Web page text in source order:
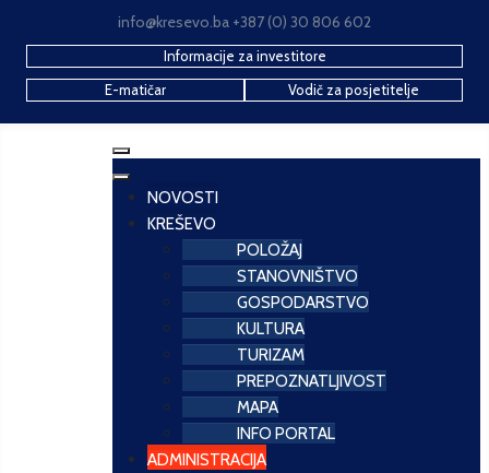
info@kresevo.ba +387 (0) 30 806 602
Informacije za investitore
E-matičar
Vodič za posjetitelje
NOVOSTI
KREŠEVO
POLOŽAJ
STANOVNIŠTVO
GOSPODARSTVO
KULTURA
TURIZAM
PREPOZNATLJIVOST
MAPA
INFO PORTAL
ADMINISTRACIJA